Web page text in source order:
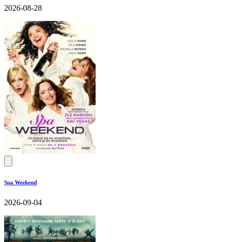
2026-08-28
Spa Weekend
2026-09-04